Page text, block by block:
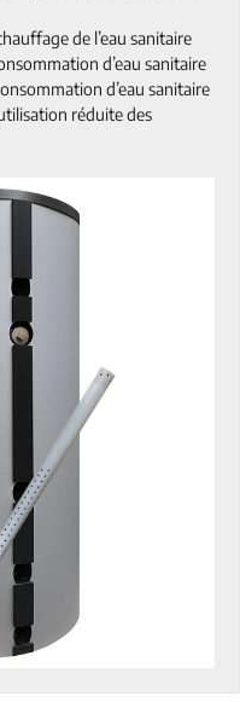
de l’eau sanitaire
d’eau sanitaire
d’eau sanitaire
réduite des